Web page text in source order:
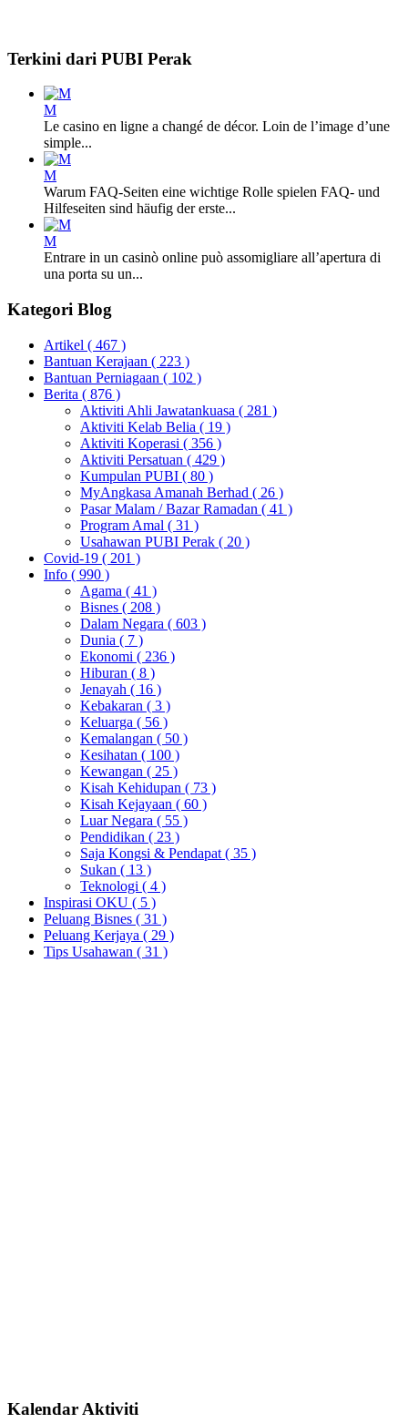
Terkini dari PUBI Perak
M
Le casino en ligne a changé de décor. Loin de l’image d’une
simple...
M
Warum FAQ-Seiten eine wichtige Rolle spielen FAQ- und
Hilfeseiten sind häufig der erste...
M
Entrare in un casinò online può assomigliare all’apertura di
una porta su un...
Kategori Blog
Artikel ( 467 )
Bantuan Kerajaan ( 223 )
Bantuan Perniagaan ( 102 )
Berita ( 876 )
Aktiviti Ahli Jawatankuasa ( 281 )
Aktiviti Kelab Belia ( 19 )
Aktiviti Koperasi ( 356 )
Aktiviti Persatuan ( 429 )
Kumpulan PUBI ( 80 )
MyAngkasa Amanah Berhad ( 26 )
Pasar Malam / Bazar Ramadan ( 41 )
Program Amal ( 31 )
Usahawan PUBI Perak ( 20 )
Covid-19 ( 201 )
Info ( 990 )
Agama ( 41 )
Bisnes ( 208 )
Dalam Negara ( 603 )
Dunia ( 7 )
Ekonomi ( 236 )
Hiburan ( 8 )
Jenayah ( 16 )
Kebakaran ( 3 )
Keluarga ( 56 )
Kemalangan ( 50 )
Kesihatan ( 100 )
Kewangan ( 25 )
Kisah Kehidupan ( 73 )
Kisah Kejayaan ( 60 )
Luar Negara ( 55 )
Pendidikan ( 23 )
Saja Kongsi & Pendapat ( 35 )
Sukan ( 13 )
Teknologi ( 4 )
Inspirasi OKU ( 5 )
Peluang Bisnes ( 31 )
Peluang Kerjaya ( 29 )
Tips Usahawan ( 31 )
Kalendar Aktiviti